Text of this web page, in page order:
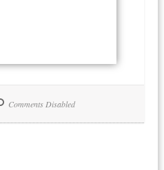
Comments Disabled